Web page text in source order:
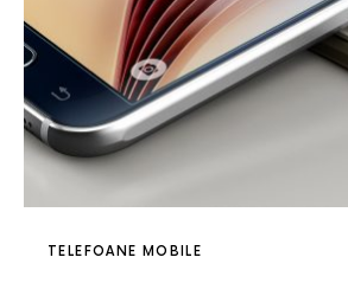
TELEFOANE MOBILE